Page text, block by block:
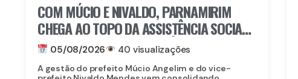
COM MÚCIO E NIVALDO, PARNAMIRIM
CHEGA AO TOPO DA ASSISTÊNCIA SOCIAL
EM PERNAMBUCO: MUNICÍPIO ALCANÇA A
4ª COLOCAÇÃO ENTRE OS 184
05/08/2026 40 visualizações
A gestão do prefeito Múcio Angelim e do vice-